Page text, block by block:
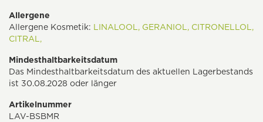
Allergene
Allergene Kosmetik: LINALOOL, GERANIOL, CITRONELLOL,
CITRAL,
Mindesthaltbarkeitsdatum
Das Mindesthaltbarkeitsdatum des aktuellen Lagerbestands
ist 30.08.2028 oder länger
Artikelnummer
LAV-BSBMR